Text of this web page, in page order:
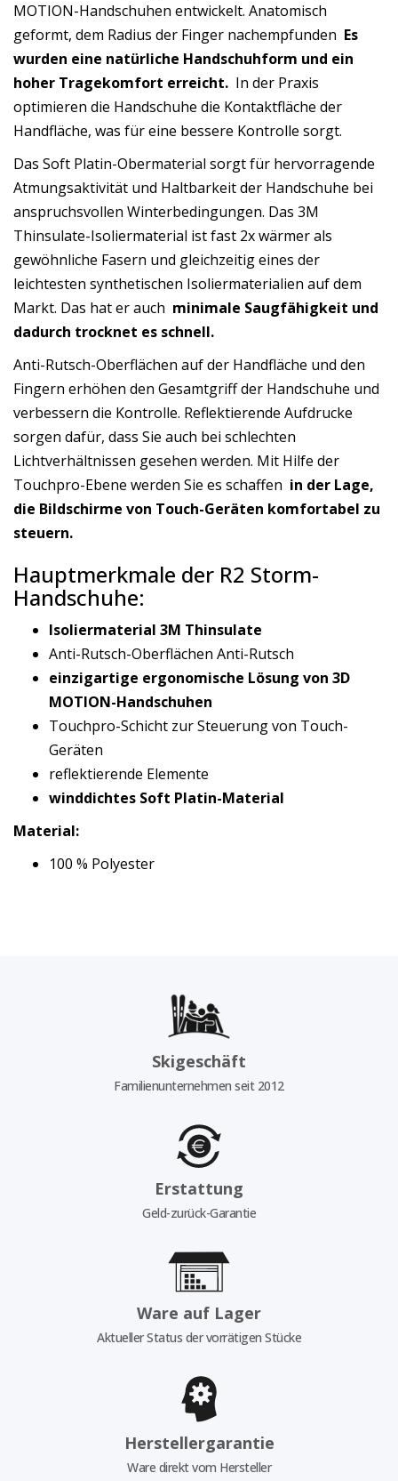
MOTION-Handschuhen entwickelt. Anatomisch
geformt, dem Radius der Finger nachempfunden Es
wurden eine natürliche Handschuhform und ein
hoher Tragekomfort erreicht. In der Praxis
optimieren die Handschuhe die Kontaktfläche der
Handfläche, was für eine bessere Kontrolle sorgt.
Das Soft Platin-Obermaterial sorgt für hervorragende
Atmungsaktivität und Haltbarkeit der Handschuhe bei
anspruchsvollen Winterbedingungen. Das 3M
Thinsulate-Isoliermaterial ist fast 2x wärmer als
gewöhnliche Fasern und gleichzeitig eines der
leichtesten synthetischen Isoliermaterialien auf dem
Markt. Das hat er auch minimale Saugfähigkeit und
dadurch trocknet es schnell.
Anti-Rutsch-Oberflächen auf der Handfläche und den
Fingern erhöhen den Gesamtgriff der Handschuhe und
verbessern die Kontrolle. Reflektierende Aufdrucke
sorgen dafür, dass Sie auch bei schlechten
Lichtverhältnissen gesehen werden. Mit Hilfe der
Touchpro-Ebene werden Sie es schaffen in der Lage,
die Bildschirme von Touch-Geräten komfortabel zu
steuern.
Hauptmerkmale der R2 Storm-
Handschuhe:
Isoliermaterial 3M Thinsulate
Anti-Rutsch-Oberflächen Anti-Rutsch
einzigartige ergonomische Lösung von 3D
MOTION-Handschuhen
Touchpro-Schicht zur Steuerung von Touch-
Geräten
reflektierende Elemente
winddichtes Soft Platin-Material
Material:
100 % Polyester
Skigeschäft
Familienunternehmen seit 2012
Erstattung
Geld-zurück-Garantie
Ware auf Lager
Aktueller Status der vorrätigen Stücke
Herstellergarantie
Ware direkt vom Hersteller